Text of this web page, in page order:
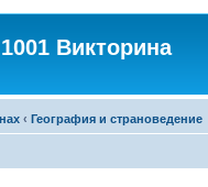
Викторина
‹ География и страноведение